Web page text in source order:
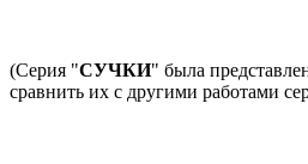
(Серия "СУЧКИ" была
сравнить их с другими работами